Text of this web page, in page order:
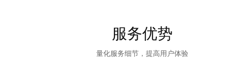
服务优势
量化服务细节，提高用户体验